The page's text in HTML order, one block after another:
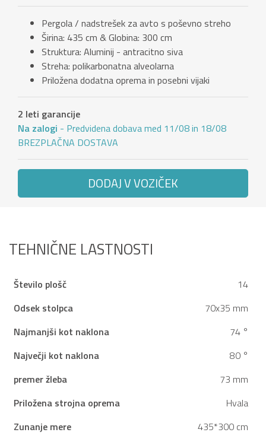
Pergola / nadstrešek za avto s poševno streho
Širina: 435 cm & Globina: 300 cm
Struktura: Aluminij - antracitno siva
Streha: polikarbonatna alveolarna
Priložena dodatna oprema in posebni vijaki
2 leti garancije
Na zalogi - Predvidena dobava med 11/08 in 18/08
BREZPLAČNA DOSTAVA
DODAJ V VOZIČEK
TEHNIČNE LASTNOSTI
Število plošč
14
Odsek stolpca
70x35 mm
Najmanjši kot naklona
74 °
Največji kot naklona
80 °
premer žleba
73 mm
Priložena strojna oprema
Hvala
Zunanje mere
435*300 cm